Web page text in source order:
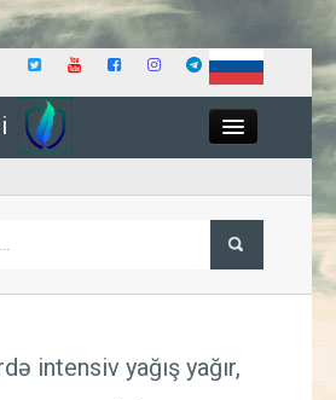
İqtisadiyyat
intensiv yağış yağır,